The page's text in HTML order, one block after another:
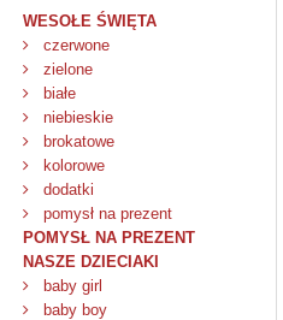
WESOŁE ŚWIĘTA
czerwone
zielone
białe
niebieskie
brokatowe
kolorowe
dodatki
pomysł na prezent
POMYSŁ NA PREZENT
NASZE DZIECIAKI
baby girl
baby boy